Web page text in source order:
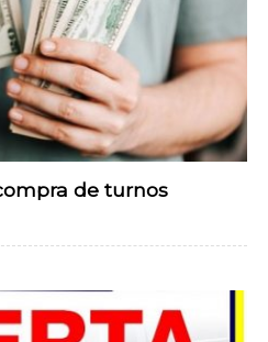
de turnos